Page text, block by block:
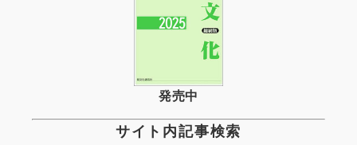
発売中
サイト内記事検索